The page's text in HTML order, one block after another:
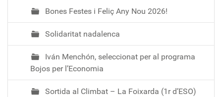
Bones Festes i Feliç Any Nou 2026!
Solidaritat nadalenca
Iván Menchón, seleccionat per al programa
Bojos per l’Economia
Sortida al Climbat – La Foixarda (1r d’ESO)